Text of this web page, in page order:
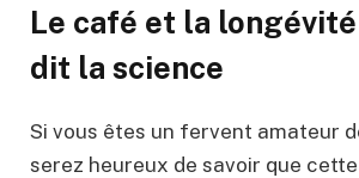
Le café et la longévité
dit la science
Si vous êtes un fervent amateur
serez heureux de savoir que